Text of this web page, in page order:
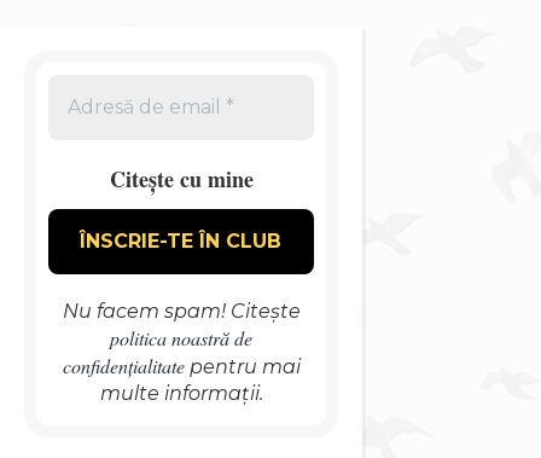
Citește cu mine
Nu facem spam! Citește
politica noastră de
confidențialitatepentru mai
multe informații.